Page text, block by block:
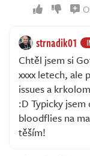
strnadik01
Chtěl jsem si
xxxx letech, ale
issues a
:D Typicky
bloodflies na
těším!